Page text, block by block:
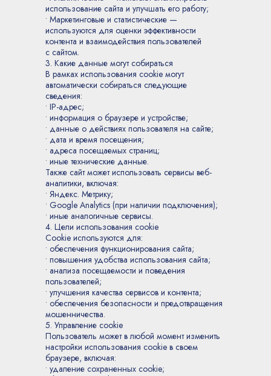
использование сайта и улучшать его работу;
• Маркетинговые и статистические —
используются для оценки эффективности
контента и взаимодействия пользователей
с сайтом.
3. Какие данные могут собираться
В рамках использования cookie могут
автоматически собираться следующие
сведения:
• IP-адрес;
• информация о браузере и устройстве;
• данные о действиях пользователя на сайте;
• дата и время посещения;
• адреса посещаемых страниц;
• иные технические данные.
Также сайт может использовать сервисы веб-
аналитики, включая:
• Яндекс. Метрику;
• Google Analytics (при наличии подключения);
• иные аналогичные сервисы.
4. Цели использования cookie
Cookie используются для:
• обеспечения функционирования сайта;
• повышения удобства использования сайта;
• анализа посещаемости и поведения
пользователей;
• улучшения качества сервисов и контента;
• обеспечения безопасности и предотвращения
мошенничества.
5. Управление cookie
Пользователь может в любой момент изменить
настройки использования cookie в своем
браузере, включая:
• удаление сохраненных cookie;